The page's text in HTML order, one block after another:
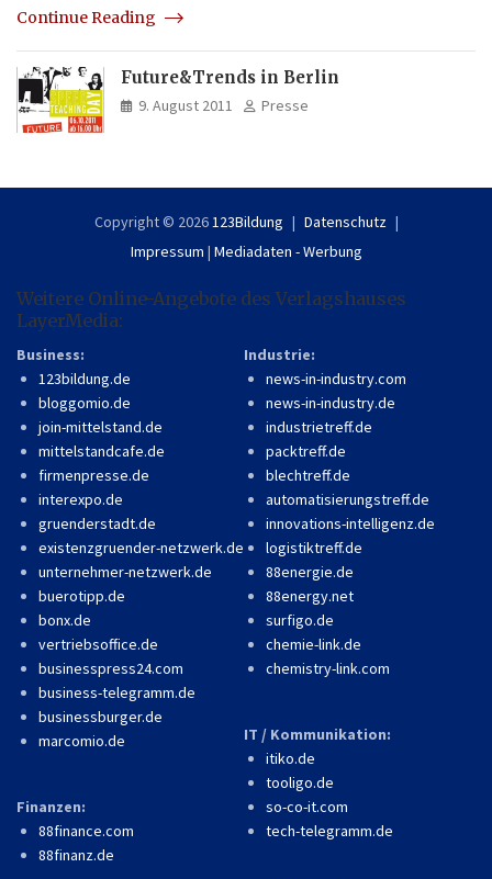
Continue Reading
Future&Trends in Berlin
9. August 2011 Presse
Copyright © 2026 123Bildung
Datenschutz
Impressum | Mediadaten - Werbung
Weitere Online-Angebote des Verlagshauses
LayerMedia:
Business:
123bildung.de
bloggomio.de
join-mittelstand.de
mittelstandcafe.de
firmenpresse.de
interexpo.de
gruenderstadt.de
existenzgruender-netzwerk.de
unternehmer-netzwerk.de
buerotipp.de
bonx.de
vertriebsoffice.de
businesspress24.com
business-telegramm.de
businessburger.de
marcomio.de
Finanzen:
88finance.com
88finanz.de
Industrie:
news-in-industry.com
news-in-industry.de
industrietreff.de
packtreff.de
blechtreff.de
automatisierungstreff.de
innovations-intelligenz.de
logistiktreff.de
88energie.de
88energy.net
surfigo.de
chemie-link.de
chemistry-link.com
IT / Kommunikation:
itiko.de
tooligo.de
so-co-it.com
tech-telegramm.de